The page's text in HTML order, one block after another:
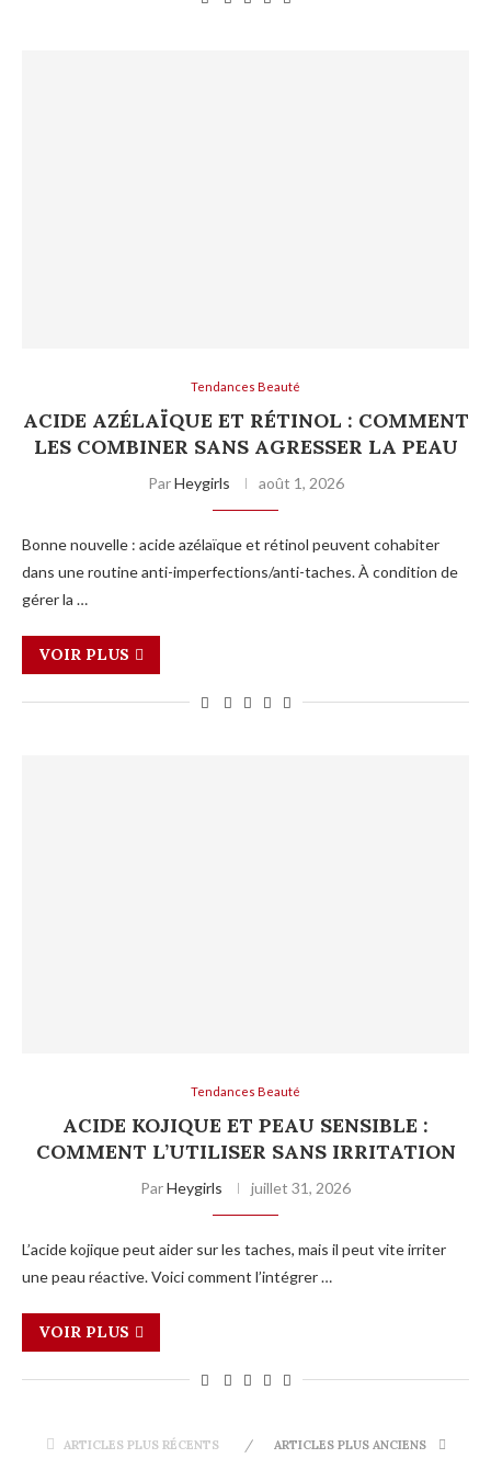
Tendances Beauté
ACIDE AZÉLAÏQUE ET RÉTINOL : COMMENT
LES COMBINER SANS AGRESSER LA PEAU
ParHeygirls août 1, 2026
Bonne nouvelle : acide azélaïque et rétinol peuvent cohabiter
dans une routine anti-imperfections/anti-taches. À condition de
gérer la …
VOIR PLUS
Tendances Beauté
ACIDE KOJIQUE ET PEAU SENSIBLE :
COMMENT L’UTILISER SANS IRRITATION
ParHeygirls juillet 31, 2026
L’acide kojique peut aider sur les taches, mais il peut vite irriter
une peau réactive. Voici comment l’intégrer …
VOIR PLUS
ARTICLES PLUS RÉCENTS ARTICLES PLUS ANCIENS